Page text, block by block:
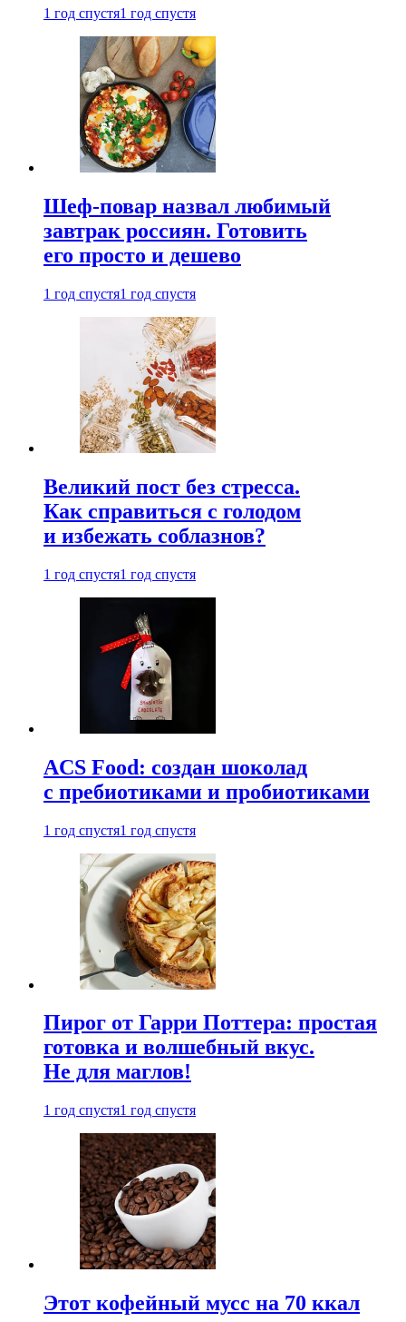
1 год спустя1 год спустя
Шеф-повар назвал любимый
завтрак россиян. Готовить
его просто и дешево
1 год спустя1 год спустя
Великий пост без стресса.
Как справиться с голодом
и избежать соблазнов?
1 год спустя1 год спустя
ACS Food: создан шоколад
с пребиотиками и пробиотиками
1 год спустя1 год спустя
Пирог от Гарри Поттера: простая
готовка и волшебный вкус.
Не для маглов!
1 год спустя1 год спустя
Этот кофейный мусс на 70 ккал